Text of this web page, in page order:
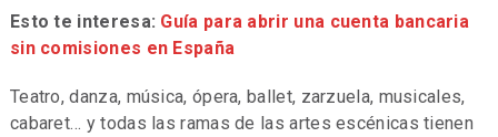
Esto te interesa: Guía para abrir una cuenta bancaria
sin comisiones en España
Teatro, danza, música, ópera, ballet, zarzuela, musicales,
cabaret… y todas las ramas de las artes escénicas tienen